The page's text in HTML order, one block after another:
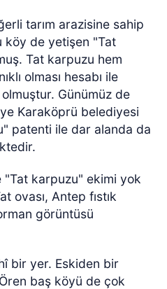
tarım arazisine sahip
köy de yetişen "Tat
Tat karpuzu hem
olması hesabı ile
Günümüz de
Karaköprü belediyesi
patenti ile dar alanda da
"Tat karpuzu" ekimi yok
ovası, Antep fıstık
görüntüsü
bir yer. Eskiden bir
baş köyü de çok